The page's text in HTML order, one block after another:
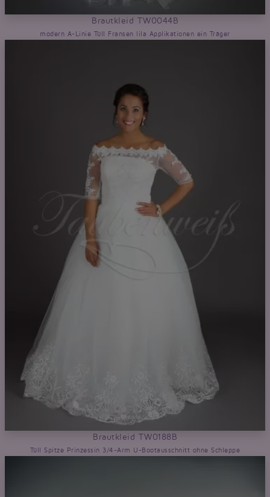
Brautkleid TW0044B
modern A-Linie Tüll Fransen lila Applikationen ein Träger
Brautkleid TW0188B
Tüll Spitze Prinzessin 3/4-Arm U-Bootausschnitt ohne Schleppe